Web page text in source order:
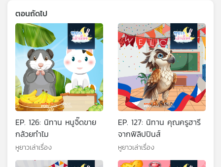
ตอนถัดไป
EP. 126: นิทาน หนูจิ๊ดขาย
กล้วยทำไม
หูยาวเล่าเรื่อง
EP. 127: นิทาน คุณครูฮารี
จากฟิลิปปินส์
หูยาวเล่าเรื่อง